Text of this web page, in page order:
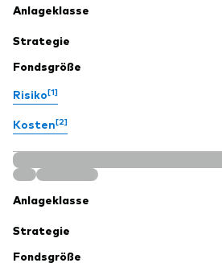
Anlageklasse
Strategie
Fondsgröße
Risiko[1]
Kosten[2]
Anlageklasse
Strategie
Fondsgröße